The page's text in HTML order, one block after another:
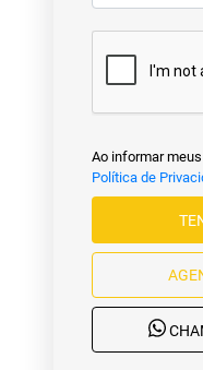
Ao informar
Política de